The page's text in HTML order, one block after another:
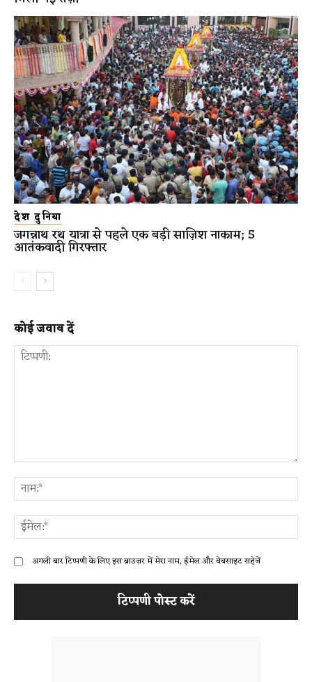
देश दुनिया
जगन्नाथ रथ यात्रा से पहले एक बड़ी साज़िश नाकाम; 5
आतंकवादी गिरफ्तार
कोई जवाब दें
अगली बार टिप्पणी के लिए इस ब्राउज़र में मेरा नाम, ईमेल और वेबसाइट सहेजें